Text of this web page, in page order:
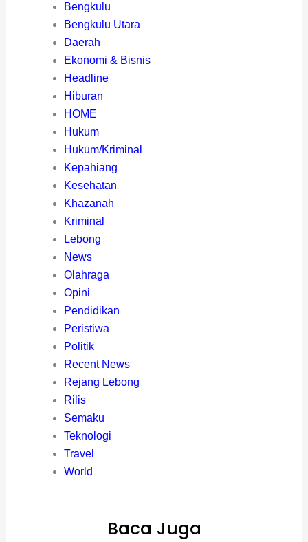
Bengkulu
Bengkulu Utara
Daerah
Ekonomi & Bisnis
Headline
Hiburan
HOME
Hukum
Hukum/Kriminal
Kepahiang
Kesehatan
Khazanah
Kriminal
Lebong
News
Olahraga
Opini
Pendidikan
Peristiwa
Politik
Recent News
Rejang Lebong
Rilis
Semaku
Teknologi
Travel
World
Baca Juga